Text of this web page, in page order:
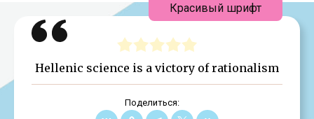
Hellenic science is a victory of rationalism
Поделиться:
Красивый шрифт